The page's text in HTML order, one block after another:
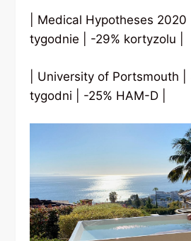
| Medical Hypotheses
tygodnie | -29% kortyzolu |
| University of Portsmouth
tygodni | -25% HAM-D |